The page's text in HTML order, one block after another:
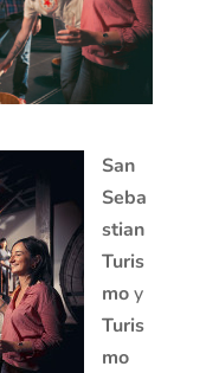
San
Seba
stian
Turis
moy
Turis
mo